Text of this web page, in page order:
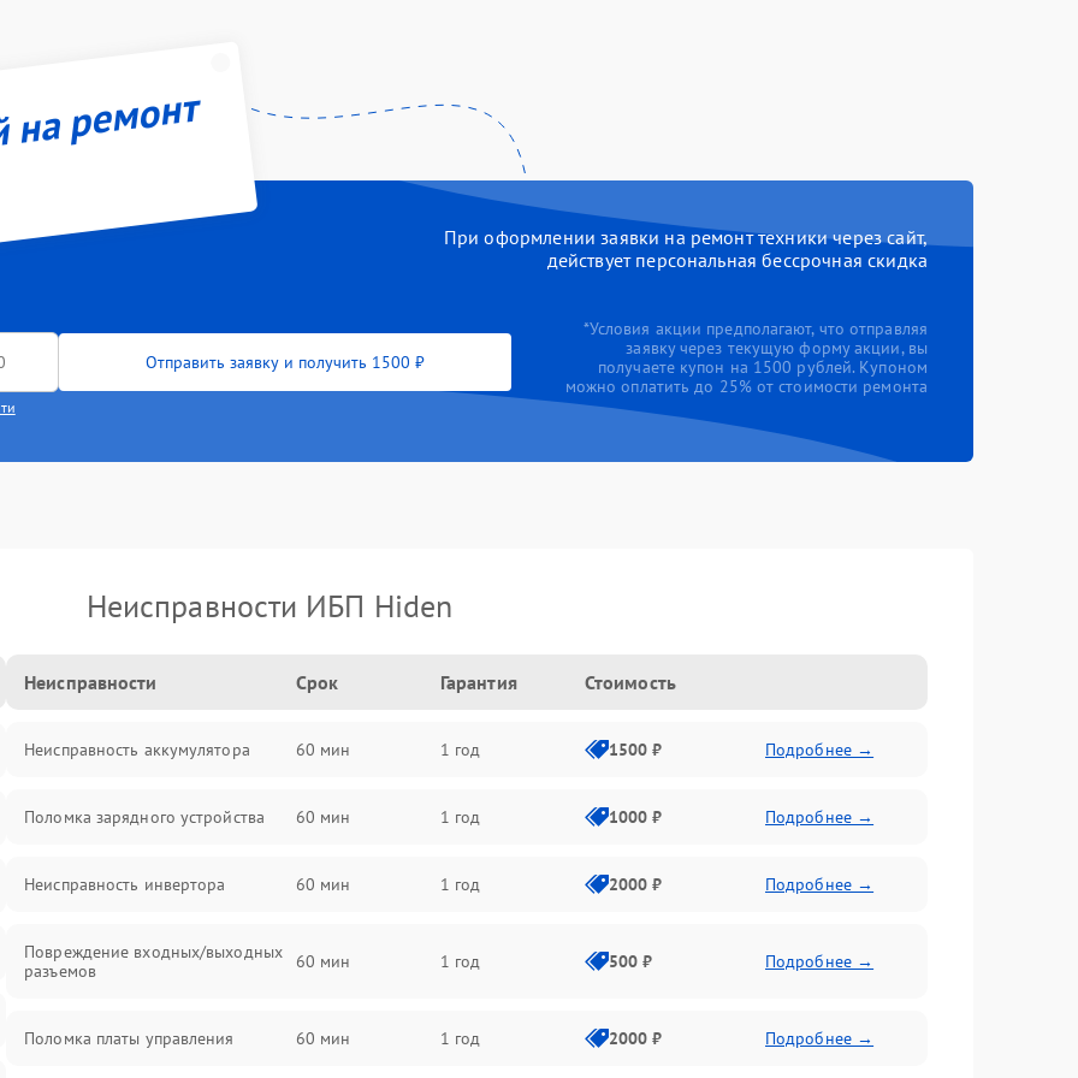
ремонт
При оформлении заявки на ремонт техники через сайт,
действует персональная бессрочная скидка
Отправить заявку и получить 1500 ₽
*Условия акции предполагают, что отправляя
заявку через текущую форму акции, вы
получаете купон на 1500 рублей. Купоном
можно оплатить до 25% от стоимости ремонта
Неисправности ИБП Hiden
Неисправности Срок Гарантия Стоимость
Неисправность аккумулятора 60 мин 1 год 1500 ₽ Подробнее →
Поломка зарядного устройства 60 мин 1 год 1000 ₽ Подробнее →
Неисправность инвертора 60 мин 1 год 2000 ₽ Подробнее →
Повреждение входных/выходных
разъемов
60 мин 1 год 500 ₽ Подробнее →
Поломка платы управления 60 мин 1 год 2000 ₽ Подробнее →